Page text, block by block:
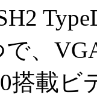
で、
搭載